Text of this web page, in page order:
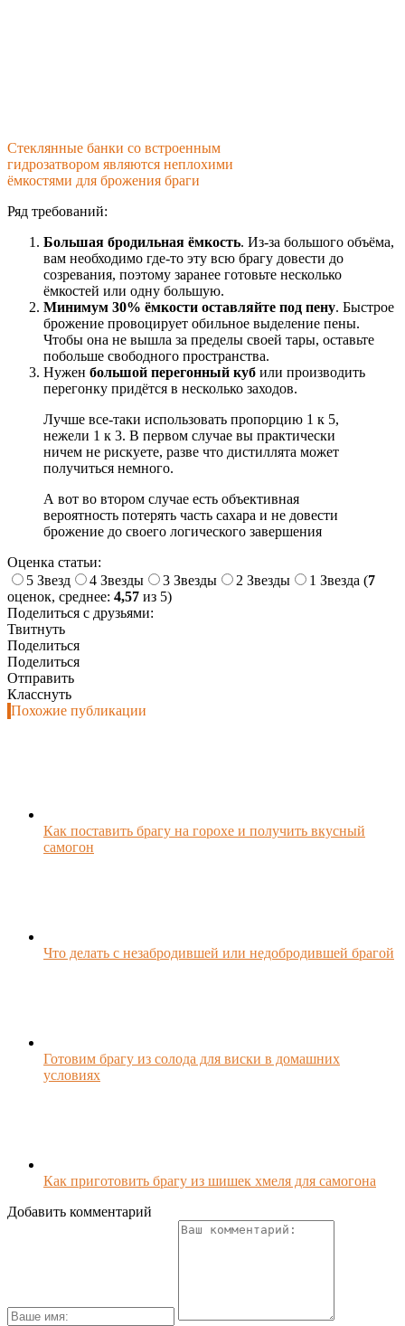
Стеклянные банки со встроенным
гидрозатвором являются неплохими
ёмкостями для брожения браги
Ряд требований:
Большая бродильная ёмкость. Из-за большого объёма,
вам необходимо где-то эту всю брагу довести до
созревания, поэтому заранее готовьте несколько
ёмкостей или одну большую.
Минимум 30% ёмкости оставляйте под пену. Быстрое
брожение провоцирует обильное выделение пены.
Чтобы она не вышла за пределы своей тары, оставьте
побольше свободного пространства.
Нужен большой перегонный куб или производить
перегонку придётся в несколько заходов.
Лучше все-таки использовать пропорцию 1 к 5,
нежели 1 к 3. В первом случае вы практически
ничем не рискуете, разве что дистиллята может
получиться немного.
А вот во втором случае есть объективная
вероятность потерять часть сахара и не довести
брожение до своего логического завершения
Оценка статьи:
5 Звезд
4 Звезды 3 Звезды 2 Звезды 1 Звезда (7
оценок, среднее: 4,57 из 5)
Поделиться с друзьями:
Твитнуть
Поделиться
Поделиться
Отправить
Класснуть
Похожие публикации
Как поставить брагу на горохе и получить вкусный
самогон
Что делать с незабродившей или недобродившей брагой
Готовим брагу из солода для виски в домашних
условиях
Как приготовить брагу из шишек хмеля для самогона
Добавить комментарий